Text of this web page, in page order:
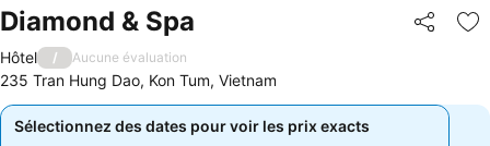
Diamond & Spa Partager
Hôtel / Aucune évaluation
235 Tran Hung Dao, Kon Tum, Vietnam
Sélectionnez des dates pour voir les prix exacts
Sélectionnez des dates pour voir les prix exacts